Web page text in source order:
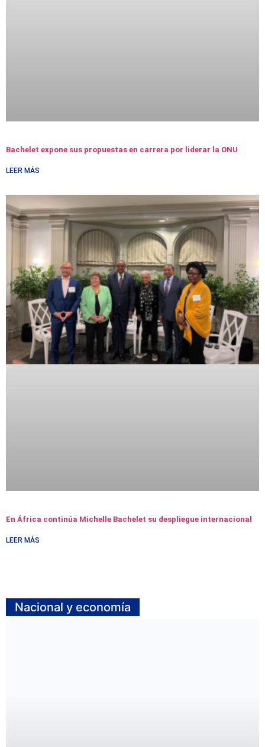
Bachelet expone sus propuestas en carrera por liderar la ONU
LEER MÁS
En África continúa Michelle Bachelet su despliegue internacional
LEER MÁS
Nacional y economía